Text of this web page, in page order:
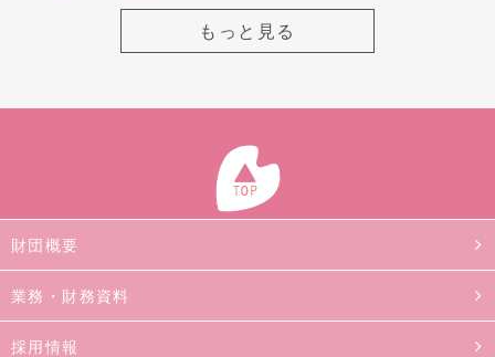
もっと見る
財団概要
業務・財務資料
採用情報